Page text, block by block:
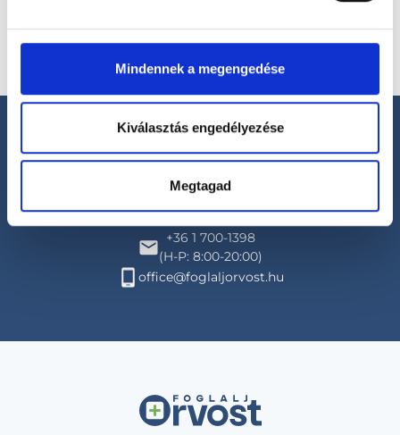
Mindennek a megengedése
Kiválasztás engedélyezése
Megtagad
Segíthetünk?
+36 1 700-1398
(H-P: 8:00-20:00)
office@foglaljorvost.hu